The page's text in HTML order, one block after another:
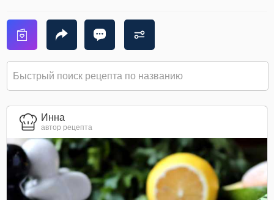
Инна
автор рецепта